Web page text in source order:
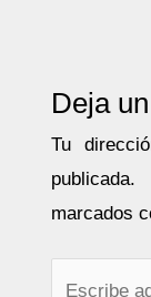
Deja
Tu
publicada.
marcados